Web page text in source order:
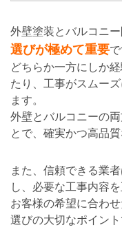
外壁塗装とバルコニ
選びが極めて重要で
どちらか一方にしか
たり、工事がスムー
ます。
外壁とバルコニーの
とで、確実かつ高品
また、信頼できる業
し、必要な工事内容
お客様の希望に合わ
選びの大切なポイント